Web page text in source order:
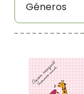
Géneros